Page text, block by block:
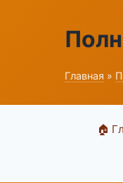
Главная »
🏠